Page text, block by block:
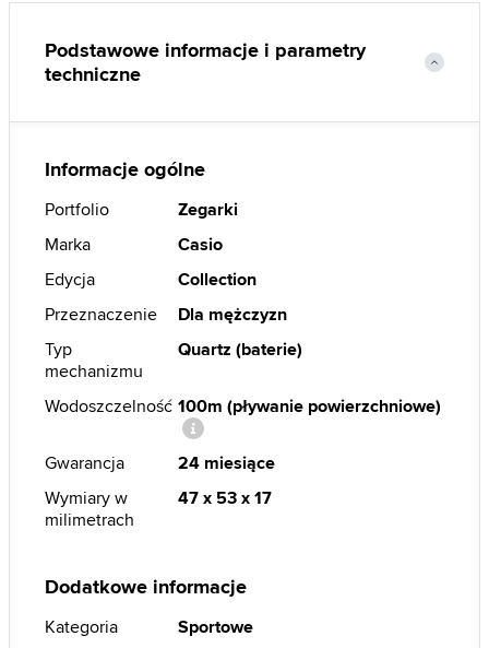
Podstawowe informacje i parametry
techniczne
Informacje ogólne
Portfolio
Zegarki
Marka
Casio
Edycja
Collection
Przeznaczenie
Dla mężczyzn
Typ
mechanizmu
Quartz (baterie)
Wodoszczelność 100m (pływanie powierzchniowe)
Gwarancja
24 miesiące
Wymiary w
milimetrach
47 x 53 x 17
Dodatkowe informacje
Kategoria
Sportowe